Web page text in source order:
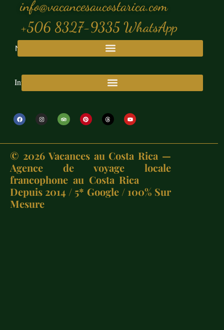
info@vacancesaucostarica.com
Nos Voyages
Informations
+506 8327-9335 WhatsApp
© 2026Vacances au Costa Rica —
Agence de voyage locale
francophone au Costa Rica
Depuis 2014 / 5* Google / 100% Sur
Mesure